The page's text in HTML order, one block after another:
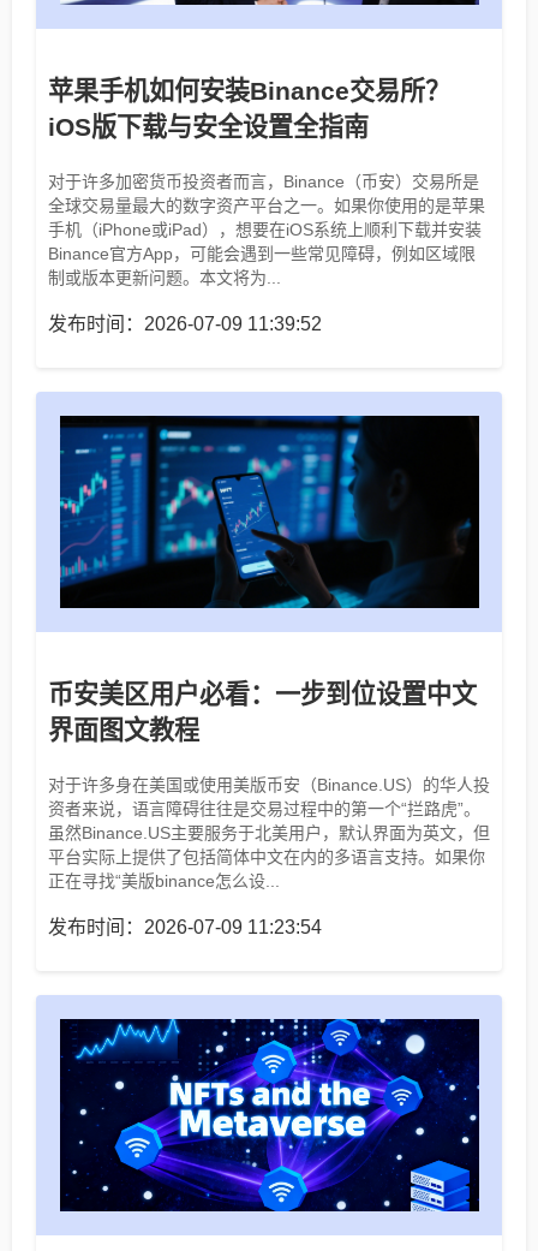
苹果手机如何安装Binance交易所？
iOS版下载与安全设置全指南
对于许多加密货币投资者而言，Binance（币安）交易所是
全球交易量最大的数字资产平台之一。如果你使用的是苹果
手机（iPhone或iPad），想要在iOS系统上顺利下载并安装
Binance官方App，可能会遇到一些常见障碍，例如区域限
制或版本更新问题。本文将为...
发布时间：2026-07-09 11:39:52
币安美区用户必看：一步到位设置中文
界面图文教程
对于许多身在美国或使用美版币安（Binance.US）的华人投
资者来说，语言障碍往往是交易过程中的第一个“拦路虎”。
虽然Binance.US主要服务于北美用户，默认界面为英文，但
平台实际上提供了包括简体中文在内的多语言支持。如果你
正在寻找“美版binance怎么设...
发布时间：2026-07-09 11:23:54